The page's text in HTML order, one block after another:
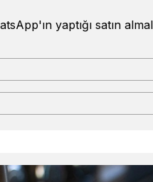
yaptığı satın